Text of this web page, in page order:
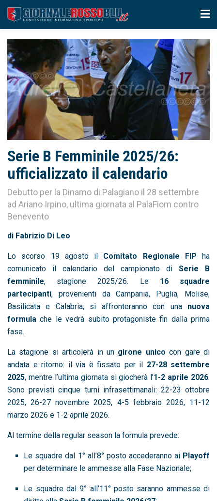
Serie B Femminile 2025/26:
ufficializzato il calendario
Debutto per la Dinamo di Palagiano il 28 settembre
ad Ariano Irpino, ultima giornata al PalaFiom contro
Benevento
di Fabrizio Di Leo
Lo scorso 19 agosto il Comitato Regionale FIP ha
comunicato il calendario del campionato di Serie B
femminile, stagione 2025/26. Le 16 squadre
partecipanti, provenienti da Campania, Puglia, Molise,
Basilicata e Calabria, si affronteranno con una nuova
formula che le vedrà subito protagoniste fin dalla prima
fase.
La stagione si articolerà in un girone unico con gare di
andata e ritorno: il via è fissato per il 27-28 settembre
2025, mentre l’ultima giornata si giocherà l’1-2 aprile 2026.
Sono previsti cinque turni infrasettimanali: 22-23 ottobre
2025, 26-27 novembre 2025, 4-5 febbraio 2026, 11-12
marzo 2026 e 1-2 aprile 2026.
Al termine della regular season la formula prevede:
Le squadre dal 1° all’8° posto accederanno ai Playoff
per determinare le ammesse alla Fase Nazionale;
Le squadre dal 9° all’11° posto saranno ammesse di